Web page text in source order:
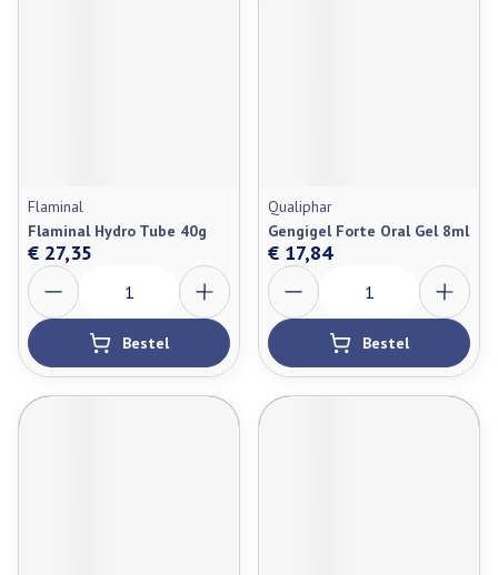
Flaminal
Flaminal Hydro Tube 40g
€ 27,35
Aantal
Bestel
Qualiphar
Gengigel Forte Oral Gel 8ml
€ 17,84
Aantal
Bestel